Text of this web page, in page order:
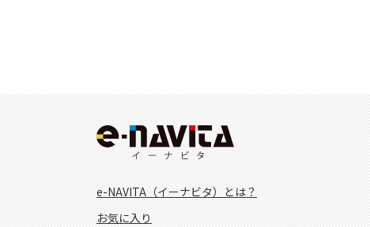
e-NAVITA（イーナビタ）とは？
お気に入り